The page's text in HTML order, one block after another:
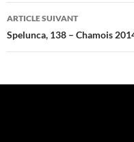
articles
ARTICLE SUIVANT
Spelunca, 138 – Chamois